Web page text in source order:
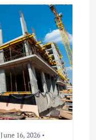
June 16, 2026